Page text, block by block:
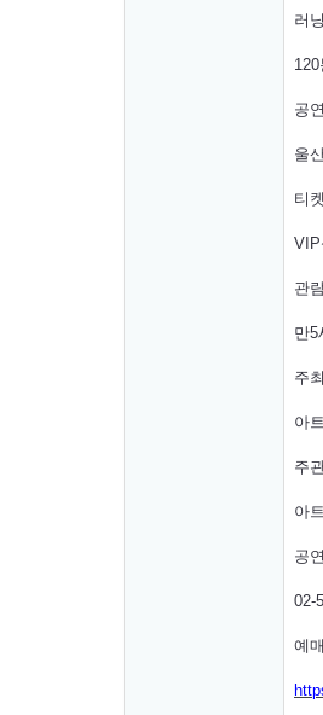
러
120
공
울
티
VIP
관
만5
주최
아
주
아
공
02-
예매